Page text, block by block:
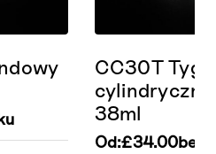
CC30T
38ml
Od:£34.00bez